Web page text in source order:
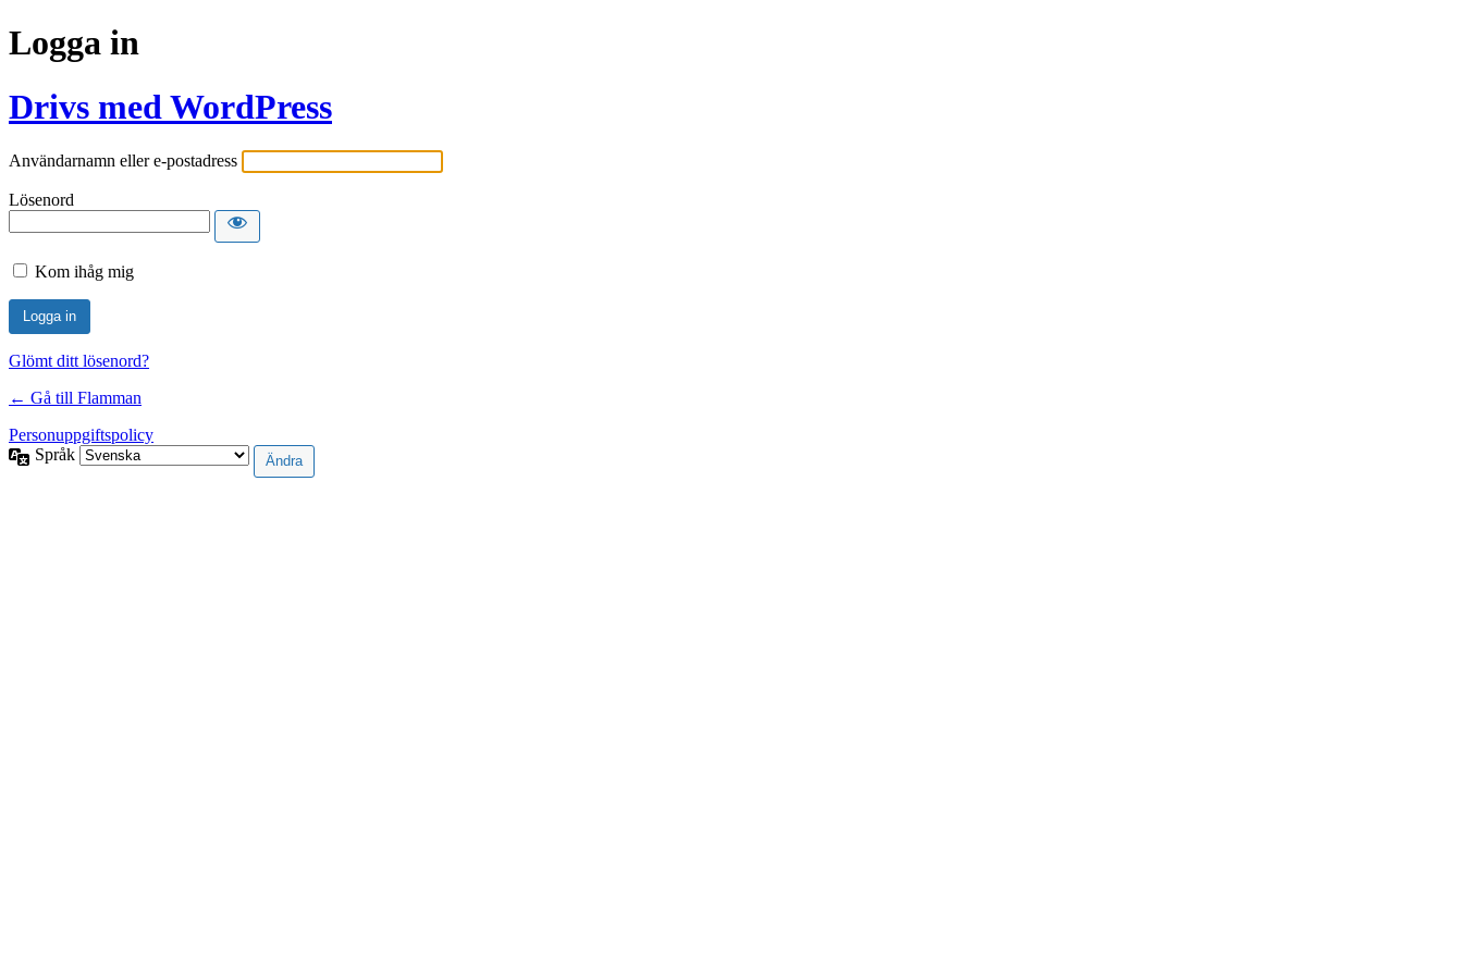
Logga in
Drivs med WordPress
Användarnamn eller e-postadress
Lösenord
Kom ihåg mig
Glömt ditt lösenord?
← Gå till Flamman
Personuppgiftspolicy
Språk